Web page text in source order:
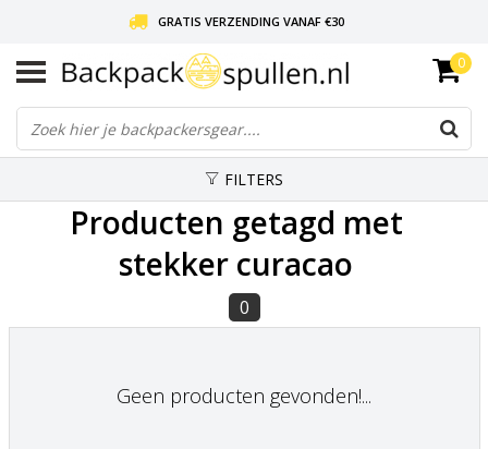
GRATIS VERZENDING VANAF €30
LIEFDE VOOR BACKPACKEN!
30 DAGEN GRATIS RETOUR
0
FILTERS
Producten getagd met
stekker curacao
0
Geen producten gevonden!...